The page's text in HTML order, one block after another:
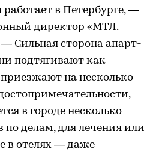
в Петербурге, —
директор «МТЛ.
Сильная сторона апарт-
подтягивают как
на несколько
в городе несколько
по делам, для лечения или
в отелях — даже